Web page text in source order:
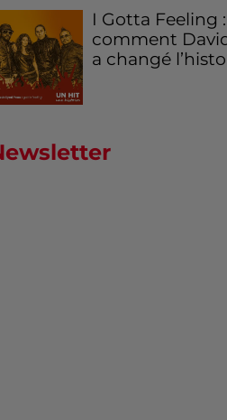
I Gotta Feeling :
comment
a changé